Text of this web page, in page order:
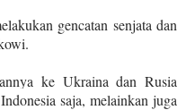
gencatan senjata dan
ke Ukraina dan Rusia
saja, melainkan juga